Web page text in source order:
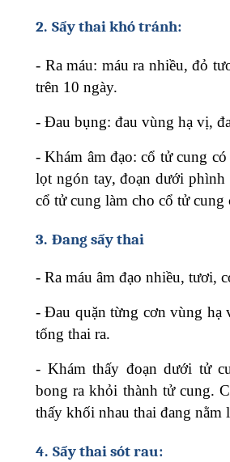
2. Sẩy thai khó tránh:
- Ra máu: máu ra nhiều, đỏ
trên 10 ngày.
- Đau bụng: đau vùng hạ vị,
- Khám âm đạo: cổ tử cung
lọt ngón tay, đoạn dưới
cổ tử cung làm cho cổ tử cung
3. Đang sẩy thai
- Ra máu âm đạo nhiều, tươi,
- Đau quặn từng cơn vùng hạ
tống thai ra.
- Khám thấy đoạn dưới tử
bong ra khỏi thành tử cung.
thấy khối nhau thai đang nằm
4. Sẩy thai sót rau: